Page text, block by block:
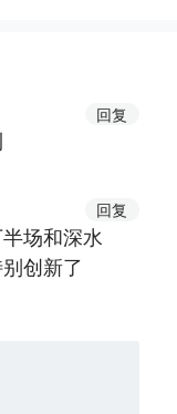
回复
回复
场和深水
创新了